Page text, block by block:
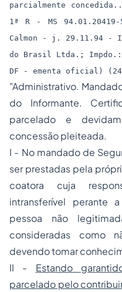
parcialmente
1ª R - MS
Calmon - j. 29.11.94 -
do Brasil Ltda.;
DF - ementa oficial)
"Administrativo.
do Informante.
parcelado e
concessão pleiteada.
I - No mandado de
ser prestadas pela
coatora cuja
intransferível perante
pessoa não
consideradas como
devendo tomar
II - Estando
parcelado pelo